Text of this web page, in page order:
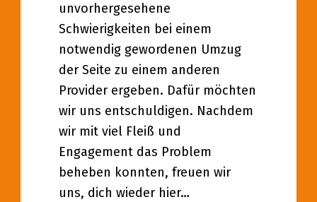
unvorhergesehene
Schwierigkeiten bei einem
notwendig gewordenen Umzug
der Seite zu einem anderen
Provider ergeben. Dafür möchten
wir uns entschuldigen. Nachdem
wir mit viel Fleiß und
Engagement das Problem
beheben konnten, freuen wir
uns, dich wieder hier…